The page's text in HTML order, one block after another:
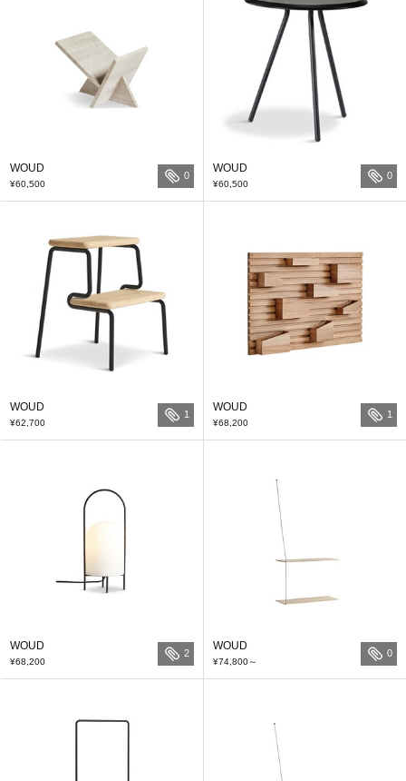
WOUD
¥60,500
0
WOUD
¥60,500
0
WOUD
¥62,700
1
WOUD
¥68,200
1
WOUD
¥68,200
2
WOUD
¥74,800～
0